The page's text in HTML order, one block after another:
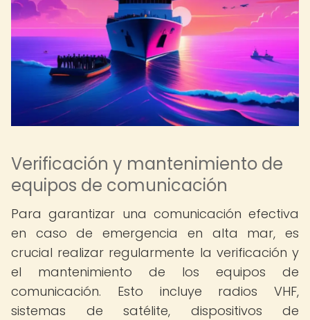
Verificación y mantenimiento de
equipos de comunicación
Para garantizar una comunicación efectiva
en caso de emergencia en alta mar, es
crucial realizar regularmente la verificación y
el mantenimiento de los equipos de
comunicación. Esto incluye radios VHF,
sistemas de satélite, dispositivos de